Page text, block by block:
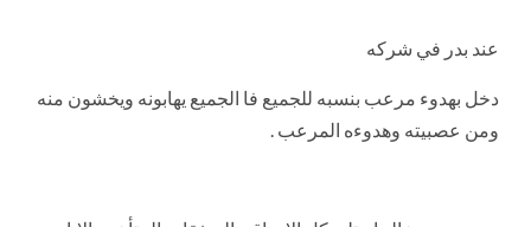
عند بدر في شركه
دخل بهدوء مرعب بنسبه للجميع فا الجميع يهابونه ويخشون منه
ومن عصبيته وهدوءه المرعب .